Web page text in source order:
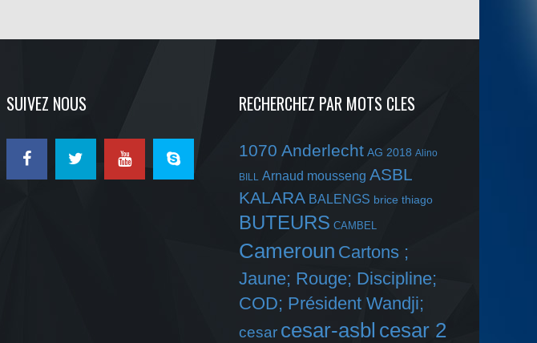
SUIVEZ NOUS RECHERCHEZ PAR MOTS CLES
1070 Anderlecht AG 2018 Alino
BILL Arnaud mousseng ASBL
KALARA BALENGS brice thiago
BUTEURS CAMBEL
Cameroun Cartons ;
Jaune; Rouge; Discipline;
COD; Président Wandji;
cesar cesar-asbl cesar 2